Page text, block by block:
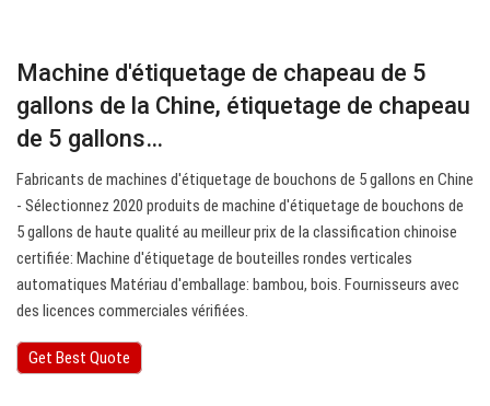
Machine d'étiquetage de chapeau de 5
gallons de la Chine, étiquetage de chapeau
de 5 gallons…
Fabricants de machines d'étiquetage de bouchons de 5 gallons en Chine
- Sélectionnez 2020 produits de machine d'étiquetage de bouchons de
5 gallons de haute qualité au meilleur prix de la classification chinoise
certifiée: Machine d'étiquetage de bouteilles rondes verticales
automatiques Matériau d'emballage: bambou, bois. Fournisseurs avec
des licences commerciales vérifiées.
Get Best Quote